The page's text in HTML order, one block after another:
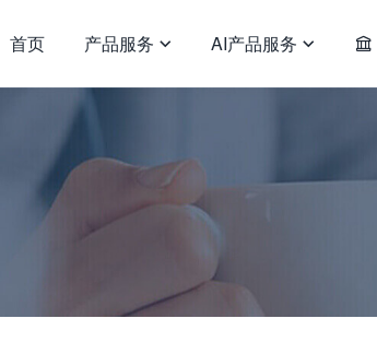
首页 产品服务  AI产品服务  